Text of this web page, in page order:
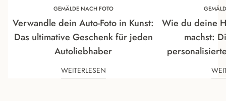
GEMÄLDE NACH FOTO
Verwandle dein Auto-Foto in Kunst:
Das ultimative Geschenk für jeden
Autoliebhaber
WEITERLESEN
Wie du deine
machst: